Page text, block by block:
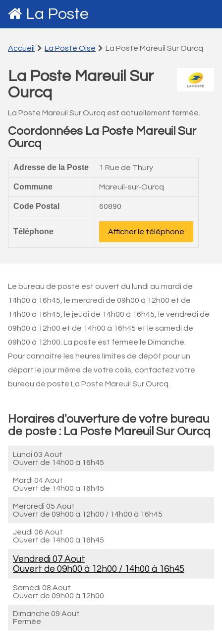
La Poste
Accueil La Poste Oise La Poste Mareuil Sur Ourcq
La Poste Mareuil Sur
Ourcq
La Poste Mareuil Sur Ourcq est actuellement fermée.
Coordonnées La Poste Mareuil Sur
Ourcq
Adresse de la Poste 1 Rue de Thury
Commune Mareuil-sur-Ourcq
Code Postal 60890
Téléphone Afficher le téléphone
Le bureau de poste est ouvert du lundi au mardi de
14h00 à 16h45, le mercredi de 09h00 à 12h00 et de
14h00 à 16h45, le jeudi de 14h00 à 16h45, le vendredi de
09h00 à 12h00 et de 14h00 à 16h45 et le samedi de
09h00 à 12h00. La poste est fermée le Dimanche.
Pour connaitre les heures limites de dépôt pour un
départ le jour même de votre colis, contactez votre
bureau de poste La Poste Mareuil Sur Ourcq.
Horaires d'ouverture de votre bureau
de poste : La Poste Mareuil Sur Ourcq
Lundi 03 Aout
Ouvert de 14h00 à 16h45
Mardi 04 Aout
Ouvert de 14h00 à 16h45
Mercredi 05 Aout
Ouvert de 09h00 à 12h00 / 14h00 à 16h45
Jeudi 06 Aout
Ouvert de 14h00 à 16h45
Vendredi 07 Aout
Ouvert de 09h00 à 12h00 / 14h00 à 16h45
Samedi 08 Aout
Ouvert de 09h00 à 12h00
Dimanche 09 Aout
Fermée